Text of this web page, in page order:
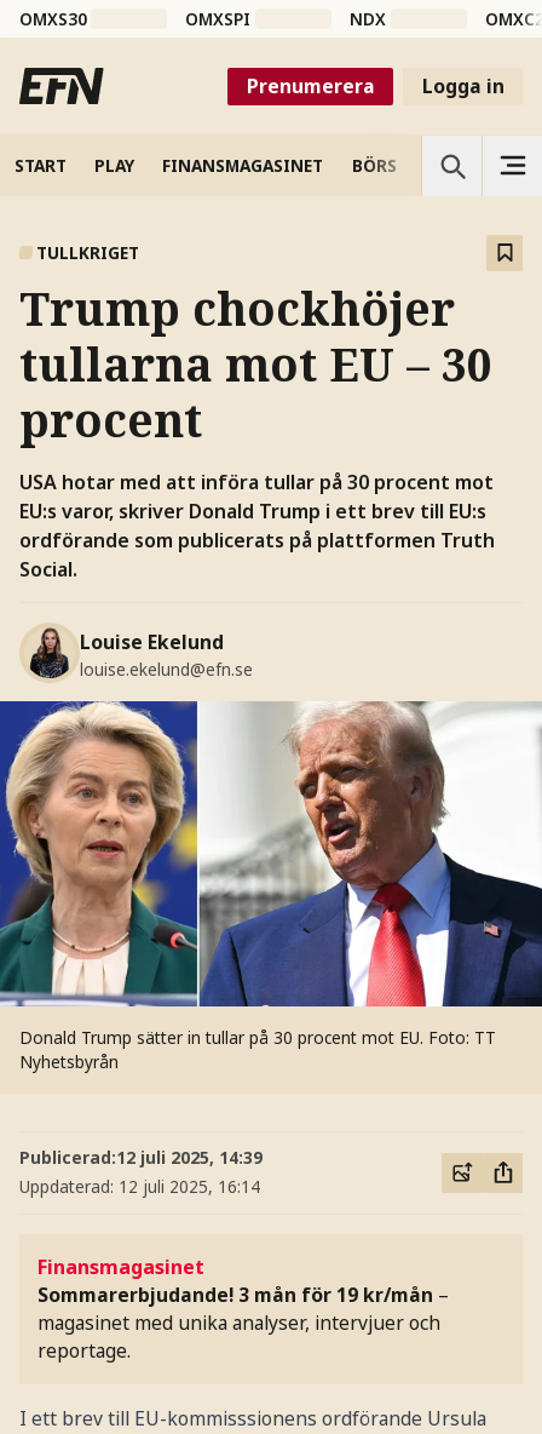
OMXS30 OMXSPI NDX
Prenumerera Logga in
START PLAY FINANSMAGASINET BÖRS VETENSKAP
TULLKRIGET
Trump chockhöjer
tullarna mot EU – 30
procent
USA hotar med att införa tullar på 30 procent mot
EU:s varor, skriver Donald Trump i ett brev till EU:s
ordförande som publicerats på plattformen Truth
Social.
Louise Ekelund
louise.ekelund@efn.se
Donald Trump sätter in tullar på 30 procent mot EU. Foto: TT
Nyhetsbyrån
Publicerad:12 juli 2025, 14:39
Uppdaterad: 12 juli 2025, 16:14
Finansmagasinet
Sommarerbjudande! 3 mån för 19 kr/mån –
magasinet med unika analyser, intervjuer och
reportage.
I ett brev till EU-kommisssionens ordförande Ursula